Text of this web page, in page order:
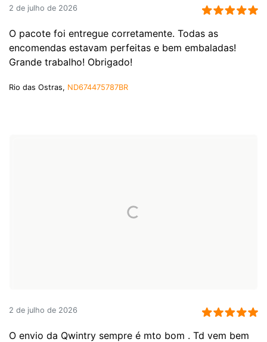
2 de julho de 2026
O pacote foi entregue corretamente. Todas as
encomendas estavam perfeitas e bem embaladas!
Grande trabalho! Obrigado!
Rio das Ostras, ND674475787BR
2 de julho de 2026
O envio da Qwintry sempre é mto bom . Td vem bem